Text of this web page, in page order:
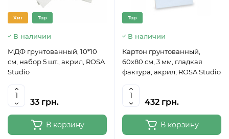
Хит Top
В наличии
МДФ грунтованный, 10*10
см, набор 5 шт., акрил, ROSA
Studio
33 грн.
В корзину
Top
В наличии
Картон грунтованный,
60х80 см, 3 мм, гладкая
фактура, акрил, ROSA Studio
432 грн.
В корзину